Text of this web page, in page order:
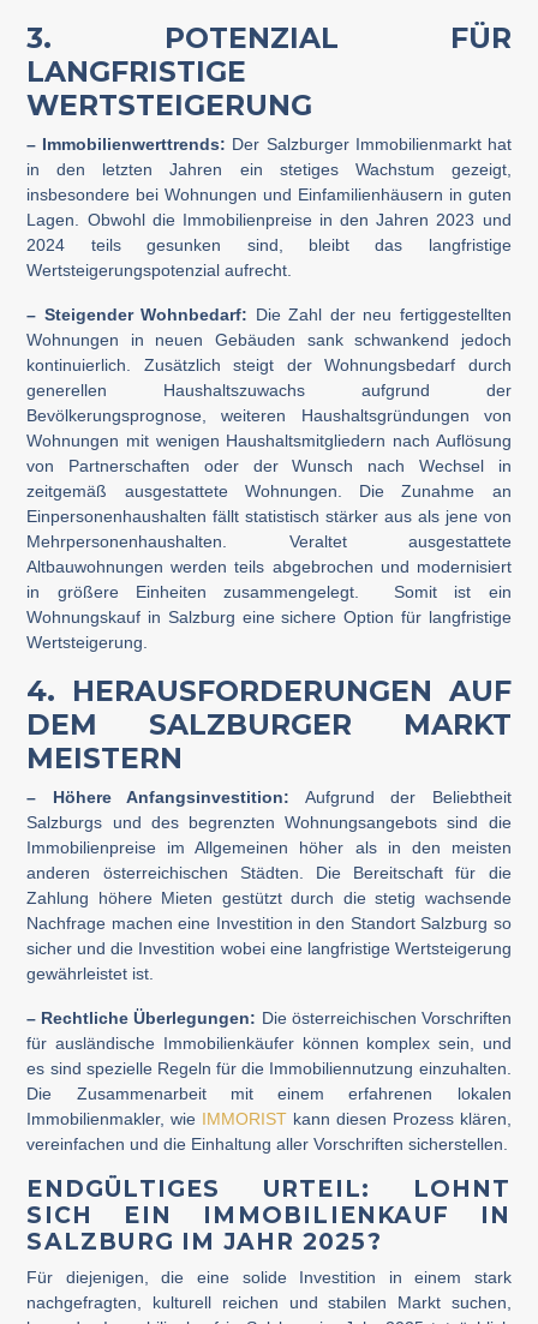
3. POTENZIAL FÜR
LANGFRISTIGE
WERTSTEIGERUNG
– Immobilienwerttrends: Der Salzburger Immobilienmarkt hat
in den letzten Jahren ein stetiges Wachstum gezeigt,
insbesondere bei Wohnungen und Einfamilienhäusern in guten
Lagen. Obwohl die Immobilienpreise in den Jahren 2023 und
2024 teils gesunken sind, bleibt das langfristige
Wertsteigerungspotenzial aufrecht.
– Steigender Wohnbedarf: Die Zahl der neu fertiggestellten
Wohnungen in neuen Gebäuden sank schwankend jedoch
kontinuierlich. Zusätzlich steigt der Wohnungsbedarf durch
generellen Haushaltszuwachs aufgrund der
Bevölkerungsprognose, weiteren Haushaltsgründungen von
Wohnungen mit wenigen Haushaltsmitgliedern nach Auflösung
von Partnerschaften oder der Wunsch nach Wechsel in
zeitgemäß ausgestattete Wohnungen. Die Zunahme an
Einpersonenhaushalten fällt statistisch stärker aus als jene von
Mehrpersonenhaushalten. Veraltet ausgestattete
Altbauwohnungen werden teils abgebrochen und modernisiert
in größere Einheiten zusammengelegt. Somit ist ein
Wohnungskauf in Salzburg eine sichere Option für langfristige
Wertsteigerung.
4. HERAUSFORDERUNGEN AUF
DEM SALZBURGER MARKT
MEISTERN
– Höhere Anfangsinvestition: Aufgrund der Beliebtheit
Salzburgs und des begrenzten Wohnungsangebots sind die
Immobilienpreise im Allgemeinen höher als in den meisten
anderen österreichischen Städten. Die Bereitschaft für die
Zahlung höhere Mieten gestützt durch die stetig wachsende
Nachfrage machen eine Investition in den Standort Salzburg so
sicher und die Investition wobei eine langfristige Wertsteigerung
gewährleistet ist.
– Rechtliche Überlegungen: Die österreichischen Vorschriften
für ausländische Immobilienkäufer können komplex sein, und
es sind spezielle Regeln für die Immobiliennutzung einzuhalten.
Die Zusammenarbeit mit einem erfahrenen lokalen
Immobilienmakler, wie IMMORIST kann diesen Prozess klären,
vereinfachen und die Einhaltung aller Vorschriften sicherstellen.
ENDGÜLTIGES URTEIL: LOHNT
SICH EIN IMMOBILIENKAUF IN
SALZBURG IM JAHR 2025?
Für diejenigen, die eine solide Investition in einem stark
nachgefragten, kulturell reichen und stabilen Markt suchen,